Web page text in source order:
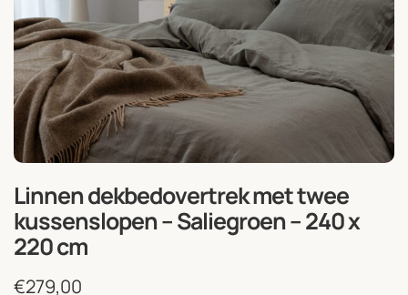
Linnen dekbedovertrek met twee
kussenslopen – Saliegroen – 240 x
220 cm
€279,00